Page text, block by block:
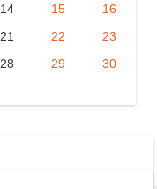
14 15
16
21 22
23
28 29
30